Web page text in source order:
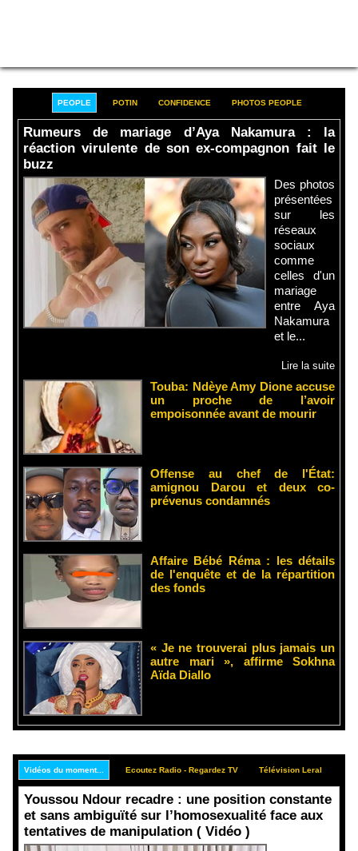
PEOPLE POTIN CONFIDENCE PHOTOS PEOPLE
Rumeurs de mariage d’Aya Nakamura : la
réaction virulente de son ex-compagnon fait le
buzz
Des photos
présentées
sur les
réseaux
sociaux
comme
celles d'un
mariage
entre Aya
Nakamura
et le...
Lire la suite
Touba: Ndèye Amy Dione accuse
un proche de l’avoir
empoisonnée avant de mourir
Offense au chef de l'État:
amignou Darou et deux co-
prévenus condamnés
Affaire Bébé Réma : les détails
de l'enquête et de la répartition
des fonds
« Je ne trouverai plus jamais un
autre mari », affirme Sokhna
Aïda Diallo
Vidéos du moment... Ecoutez Radio - Regardez TV Télévision Leral
Youssou Ndour recadre : une position constante
et sans ambiguïté sur l’homosexualité face aux
tentatives de manipulation ( Vidéo )